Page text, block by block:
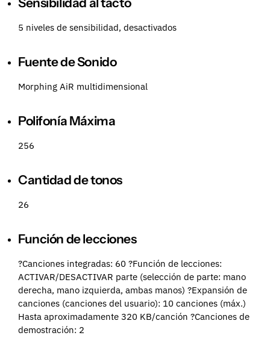
5 niveles de sensibilidad, desactivados
Fuente de Sonido
Morphing AiR multidimensional
Polifonía Máxima
256
Cantidad de tonos
26
Función de lecciones
?Canciones integradas: 60 ?Función de lecciones:
ACTIVAR/DESACTIVAR parte (selección de parte: mano
derecha, mano izquierda, ambas manos) ?Expansión de
canciones (canciones del usuario): 10 canciones (máx.)
Hasta aproximadamente 320 KB/canción ?Canciones de
demostración: 2